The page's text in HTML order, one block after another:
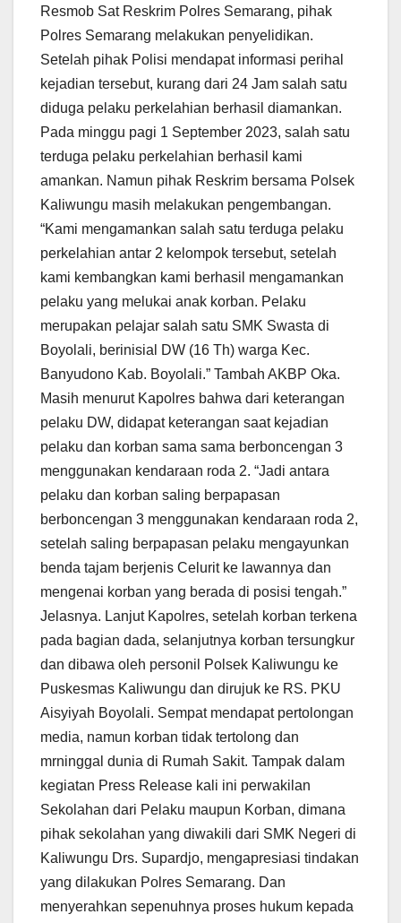
Resmob Sat Reskrim Polres Semarang, pihak
Polres Semarang melakukan penyelidikan.
Setelah pihak Polisi mendapat informasi perihal
kejadian tersebut, kurang dari 24 Jam salah satu
diduga pelaku perkelahian berhasil diamankan.
Pada minggu pagi 1 September 2023, salah satu
terduga pelaku perkelahian berhasil kami
amankan. Namun pihak Reskrim bersama Polsek
Kaliwungu masih melakukan pengembangan.
“Kami mengamankan salah satu terduga pelaku
perkelahian antar 2 kelompok tersebut, setelah
kami kembangkan kami berhasil mengamankan
pelaku yang melukai anak korban. Pelaku
merupakan pelajar salah satu SMK Swasta di
Boyolali, berinisial DW (16 Th) warga Kec.
Banyudono Kab. Boyolali.” Tambah AKBP Oka.
Masih menurut Kapolres bahwa dari keterangan
pelaku DW, didapat keterangan saat kejadian
pelaku dan korban sama sama berboncengan 3
menggunakan kendaraan roda 2. “Jadi antara
pelaku dan korban saling berpapasan
berboncengan 3 menggunakan kendaraan roda 2,
setelah saling berpapasan pelaku mengayunkan
benda tajam berjenis Celurit ke lawannya dan
mengenai korban yang berada di posisi tengah.”
Jelasnya. Lanjut Kapolres, setelah korban terkena
pada bagian dada, selanjutnya korban tersungkur
dan dibawa oleh personil Polsek Kaliwungu ke
Puskesmas Kaliwungu dan dirujuk ke RS. PKU
Aisyiyah Boyolali. Sempat mendapat pertolongan
media, namun korban tidak tertolong dan
mrninggal dunia di Rumah Sakit. Tampak dalam
kegiatan Press Release kali ini perwakilan
Sekolahan dari Pelaku maupun Korban, dimana
pihak sekolahan yang diwakili dari SMK Negeri di
Kaliwungu Drs. Supardjo, mengapresiasi tindakan
yang dilakukan Polres Semarang. Dan
menyerahkan sepenuhnya proses hukum kepada